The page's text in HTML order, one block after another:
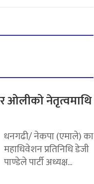
ओलीको नेतृत्वमाथि
धनगढी/ नेकपा (एमाले) का
महाधिवेशन प्रतिनिधि डेजी
पाण्डेले पार्टी अध्यक्ष...